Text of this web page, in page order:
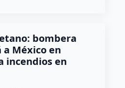
bombera
México en
incendios en